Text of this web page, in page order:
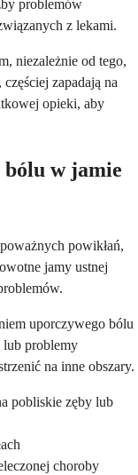
problemów
z lekami.
niezależnie od tego,
zapadają na
opieki, aby
bólu w jamie
powikłań,
jamy ustnej
uporczywego bólu
lub problemy
na inne obszary.
pobliskie zęby lub
choroby